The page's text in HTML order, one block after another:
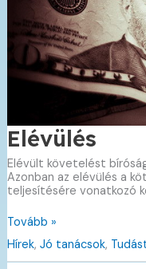
Elévülés
Elévült követelést
Azonban az elévülés a
teljesítésére vonatkozó
Elévülés
Tovább »
Hírek, Jó tanácsok,